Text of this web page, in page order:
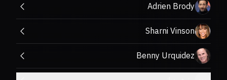
Adrien Brody
Sharni Vinson
Benny Urquidez